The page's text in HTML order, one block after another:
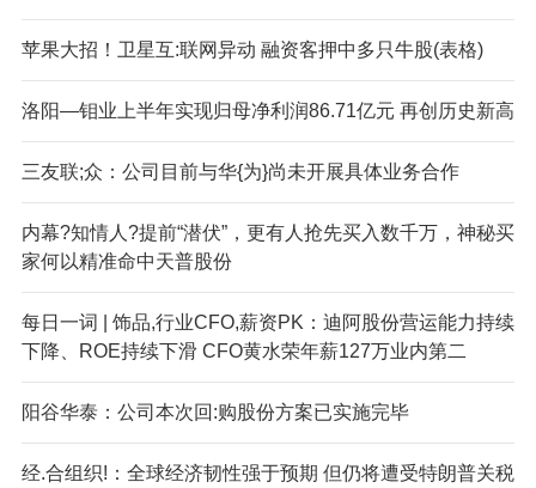
苹果大招！卫星互:联网异动 融资客押中多只牛股(表格)
洛阳—钼业上半年实现归母净利润86.71亿元 再创历史新高
三友联;众：公司目前与华{为}尚未开展具体业务合作
内幕?知情人?提前“潜伏”，更有人抢先买入数千万，神秘买
家何以精准命中天普股份
每日一词 | 饰品,行业CFO,薪资PK：迪阿股份营运能力持续
下降、ROE持续下滑 CFO黄水荣年薪127万业内第二
阳谷华泰：公司本次回:购股份方案已实施完毕
经.合组织!：全球经济韧性强于预期 但仍将遭受特朗普关税